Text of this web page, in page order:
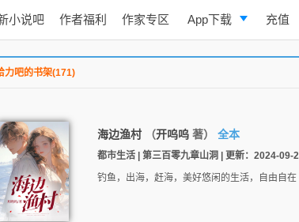
小说吧 作者福利 作家专区 App下载
逐浪小说
充值
力吧的书架(171)
海边渔村 （开呜呜 著） 全本
都市生活 | 第三百零九章山洞 | 更新：2024-09-
钓鱼，出海，赶海，美好悠闲的生活，自由自在